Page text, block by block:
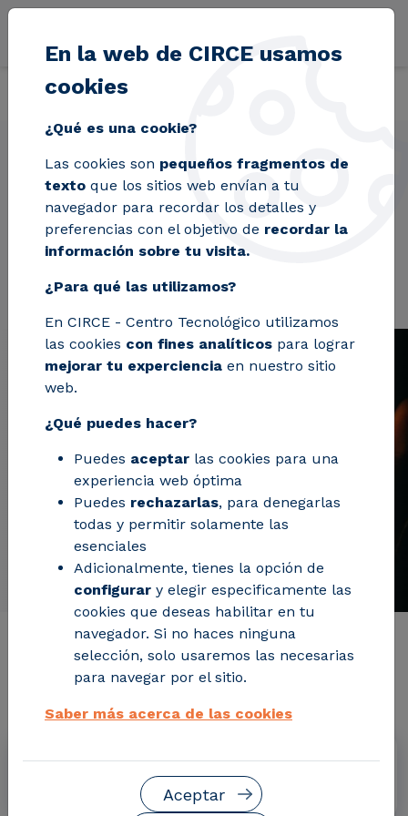
Pasar al contenido principal
Proyectos
XPRESS
Información de interés del
proyecto
Fechas
Septiembre 2019 - Agosto 2022
En la web de CIRCE usamos
cookies
¿Qué es una cookie?
Las cookies son pequeños fragmentos de
texto que los sitios web envían a tu
navegador para recordar los detalles y
preferencias con el objetivo de recordar la
información sobre tu visita.
¿Para qué las utilizamos?
En CIRCE - Centro Tecnológico utilizamos
las cookies con fines analíticos para lograr
mejorar tu experciencia en nuestro sitio
web.
¿Qué puedes hacer?
Puedes aceptar las cookies para una
experiencia web óptima
Puedes rechazarlas, para denegarlas
todas y permitir solamente las
esenciales
Adicionalmente, tienes la opción de
configurar y elegir especificamente las
cookies que deseas habilitar en tu
navegador. Si no haces ninguna
selección, solo usaremos las necesarias
para navegar por el sitio.
Saber más acerca de las cookies
Aceptar